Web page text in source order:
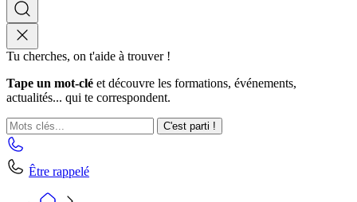
Tu cherches, on t'aide à trouver !
Tape un mot-clé et découvre les formations, événements,
actualités... qui te correspondent.
C'est parti !
Être rappelé